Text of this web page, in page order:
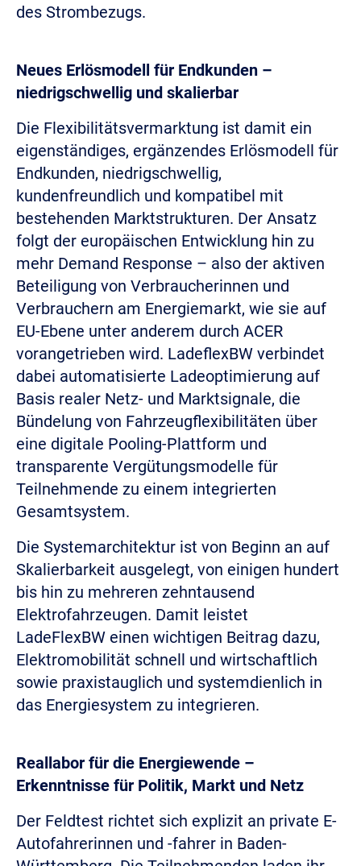
des Strombezugs.
Neues Erlösmodell für Endkunden –
niedrigschwellig und skalierbar
Die Flexibilitätsvermarktung ist damit ein
eigenständiges, ergänzendes Erlösmodell für
Endkunden, niedrigschwellig,
kundenfreundlich und kompatibel mit
bestehenden Marktstrukturen. Der Ansatz
folgt der europäischen Entwicklung hin zu
mehr Demand Response – also der aktiven
Beteiligung von Verbraucherinnen und
Verbrauchern am Energiemarkt, wie sie auf
EU-Ebene unter anderem durch ACER
vorangetrieben wird. LadeflexBW verbindet
dabei automatisierte Ladeoptimierung auf
Basis realer Netz- und Marktsignale, die
Bündelung von Fahrzeugflexibilitäten über
eine digitale Pooling-Plattform und
transparente Vergütungsmodelle für
Teilnehmende zu einem integrierten
Gesamtsystem.
Die Systemarchitektur ist von Beginn an auf
Skalierbarkeit ausgelegt, von einigen hundert
bis hin zu mehreren zehntausend
Elektrofahrzeugen. Damit leistet
LadeFlexBW einen wichtigen Beitrag dazu,
Elektromobilität schnell und wirtschaftlich
sowie praxistauglich und systemdienlich in
das Energiesystem zu integrieren.
Reallabor für die Energiewende –
Erkenntnisse für Politik, Markt und Netz
Der Feldtest richtet sich explizit an private E-
Autofahrerinnen und -fahrer in Baden-